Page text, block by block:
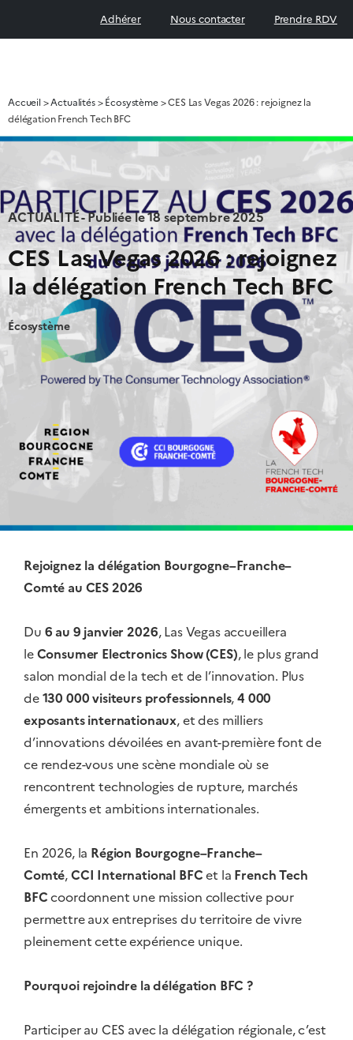
Adhérer Nous contacter Prendre RDV
Accueil >Actualités>Écosystème>CES Las Vegas 2026 : rejoignez la
délégation French Tech BFC
ACTUALITÉ - Publiée le18 septembre 2025
CES Las Vegas 2026 : rejoignez
la délégation French Tech BFC
Écosystème
Rejoignez la délégation Bourgogne–Franche–
Comté au CES 2026
Du 6 au 9 janvier 2026, Las Vegas accueillera
leConsumer Electronics Show (CES), le plus grand
salon mondial de la tech et de l’innovation. Plus
de130 000 visiteurs professionnels,4 000
exposants internationaux, et des milliers
d’innovations dévoilées en avant-première font de
ce rendez-vous une scène mondiale où se
rencontrent technologies de rupture, marchés
émergents et ambitions internationales.
En 2026, la Région Bourgogne–Franche–
Comté,CCI International BFCet la French Tech
BFCcoordonnent une mission collective pour
permettre aux entreprises du territoire de vivre
pleinement cette expérience unique.
Pourquoi rejoindre la délégation BFC ?
Participer au CES avec la délégation régionale, c’est